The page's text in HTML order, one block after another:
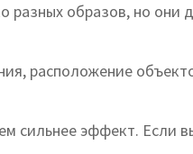
разных образов, но
расположение
эффект. Если